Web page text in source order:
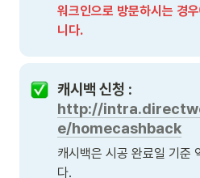
워크인으로 방문하시는 경
니다.
http://
e/homecashback
캐시백은 시공 완료일 기준
다.